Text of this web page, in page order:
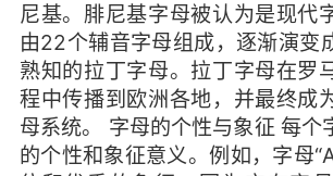
尼基。腓尼基字母被认为是现代
由22个辅音字母组成，逐渐演变
熟知的拉丁字母。拉丁字母在罗
程中传播到欧洲各地，并最终成
母系统。 字母的个性与象征 每个
的个性和象征意义。例如，字母